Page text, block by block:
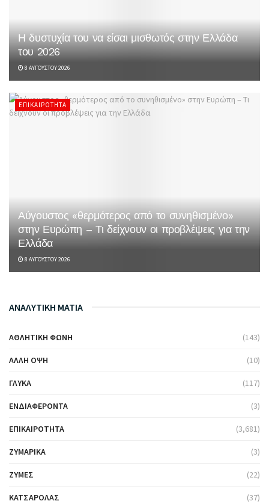
Η δυστυχία του να είσαι μισθωτός στην Ελλάδα
του 2026
8 ΑΥΓΟΎΣΤΟΥ 2026
ΕΠΙΚΑΙΡΌΤΗΤΑ
Αύγουστος «θερμότερος από το συνηθισμένο»
στην Ευρώπη – Τι δείχνουν οι προβλέψεις για την
Ελλάδα
8 ΑΥΓΟΎΣΤΟΥ 2026
ΑΝΑΛΥΤΙΚΗ ΜΑΤΙΑ
ΑΘΛΗΤΙΚΉ ΦΩΝΉ (143)
ΆΛΛΗ ΌΨΗ (10)
ΓΛΥΚΆ (117)
ΕΝΔΙΑΦΈΡΟΝΤΑ (3)
ΕΠΙΚΑΙΡΌΤΗΤΑ (3,681)
ΖΥΜΑΡΙΚΆ (3)
ΖΎΜΕΣ (22)
ΚΑΤΣΑΡΌΛΑΣ (37)